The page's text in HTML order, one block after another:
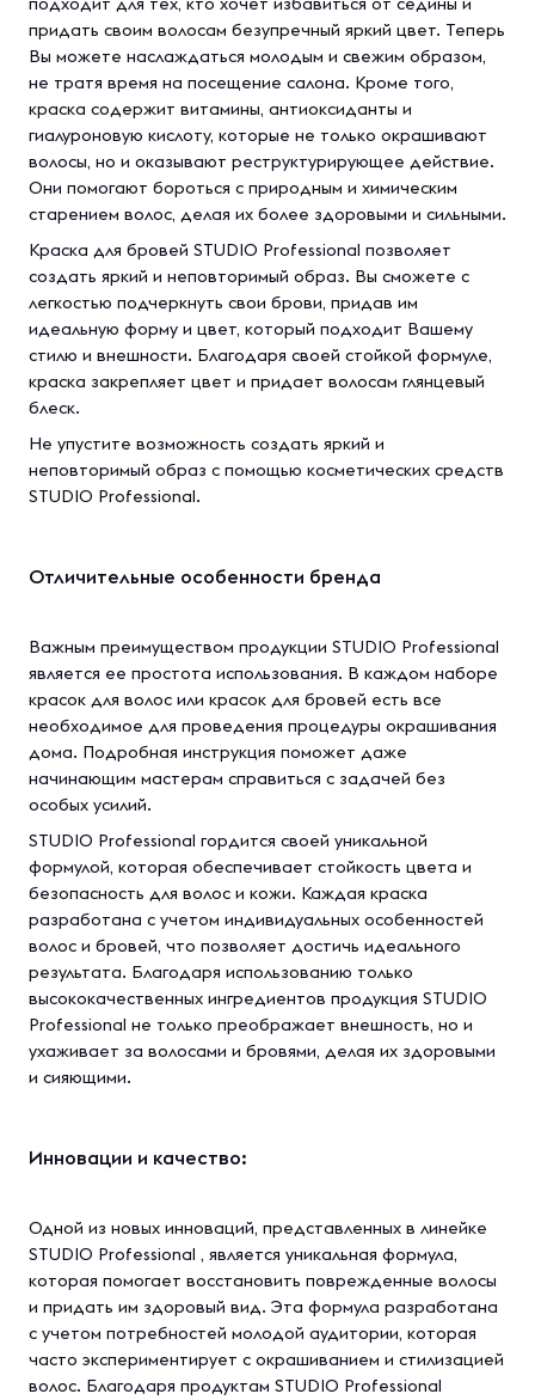
придать своим волосам безупречный яркий цвет. Теперь
Вы можете наслаждаться молодым и свежим образом,
не тратя время на посещение салона. Кроме того,
краска содержит витамины, антиоксиданты и
гиалуроновую кислоту, которые не только окрашивают
волосы, но и оказывают реструктурирующее действие.
Они помогают бороться с природным и химическим
старением волос, делая их более здоровыми и сильными.
Краска для бровей STUDIO Professional позволяет
создать яркий и неповторимый образ. Вы сможете с
легкостью подчеркнуть свои брови, придав им
идеальную форму и цвет, который подходит Вашему
стилю и внешности. Благодаря своей стойкой формуле,
краска закрепляет цвет и придает волосам глянцевый
блеск.
Не упустите возможность создать яркий и
неповторимый образ с помощью косметических средств
STUDIO Professional.
Отличительные особенности бренда
Важным преимуществом продукции STUDIO Professional
является ее простота использования. В каждом наборе
красок для волос или красок для бровей есть все
необходимое для проведения процедуры окрашивания
дома. Подробная инструкция поможет даже
начинающим мастерам справиться с задачей без
особых усилий.
STUDIO Professional гордится своей уникальной
формулой, которая обеспечивает стойкость цвета и
безопасность для волос и кожи. Каждая краска
разработана с учетом индивидуальных особенностей
волос и бровей, что позволяет достичь идеального
результата. Благодаря использованию только
высококачественных ингредиентов продукция STUDIO
Professional не только преображает внешность, но и
ухаживает за волосами и бровями, делая их здоровыми
и сияющими.
Инновации и качество:
Одной из новых инноваций, представленных в линейке
STUDIO Professional , является уникальная формула,
которая помогает восстановить поврежденные волосы
и придать им здоровый вид. Эта формула разработана
с учетом потребностей молодой аудитории, которая
часто экспериментирует с окрашиванием и стилизацией
волос. Благодаря продуктам STUDIO Professional